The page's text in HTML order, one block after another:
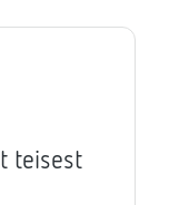
teisest